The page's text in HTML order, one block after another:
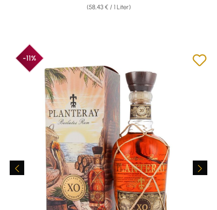
(58,43 € / 1 Liter)
-11%